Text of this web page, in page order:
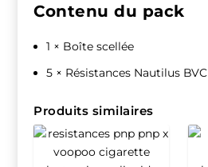
Contenu du pack
1 × Boîte scellée
5 × Résistances Nautilus BVC
Produits similaires